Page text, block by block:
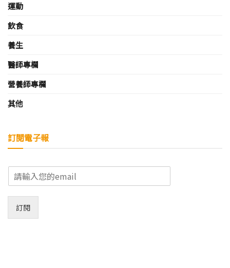
運動
飲食
養生
醫師專欄
營養師專欄
其他
訂閱電子報
E
m
*
訂閱